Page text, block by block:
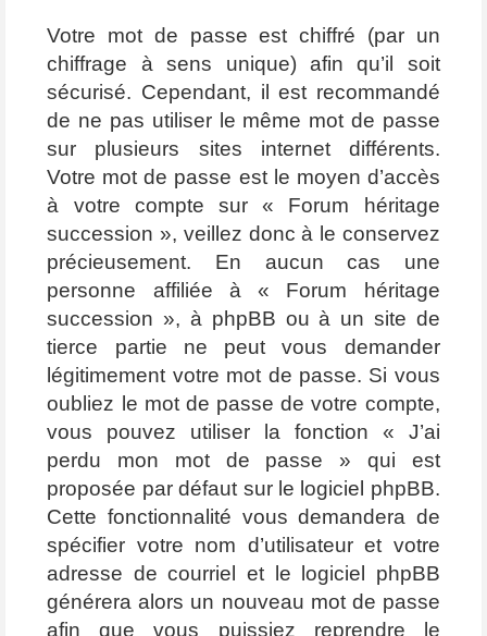
Votre mot de passe est chiffré (par un
chiffrage à sens unique) afin qu’il soit
sécurisé. Cependant, il est recommandé
de ne pas utiliser le même mot de passe
sur plusieurs sites internet différents.
Votre mot de passe est le moyen d’accès
à votre compte sur « Forum héritage
succession », veillez donc à le conservez
précieusement. En aucun cas une
personne affiliée à « Forum héritage
succession », à phpBB ou à un site de
tierce partie ne peut vous demander
légitimement votre mot de passe. Si vous
oubliez le mot de passe de votre compte,
vous pouvez utiliser la fonction « J’ai
perdu mon mot de passe » qui est
proposée par défaut sur le logiciel phpBB.
Cette fonctionnalité vous demandera de
spécifier votre nom d’utilisateur et votre
adresse de courriel et le logiciel phpBB
générera alors un nouveau mot de passe
afin que vous puissiez reprendre le